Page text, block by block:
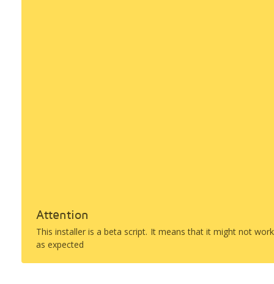
Attention
This installer is a beta script. It means that it might not work
as expected